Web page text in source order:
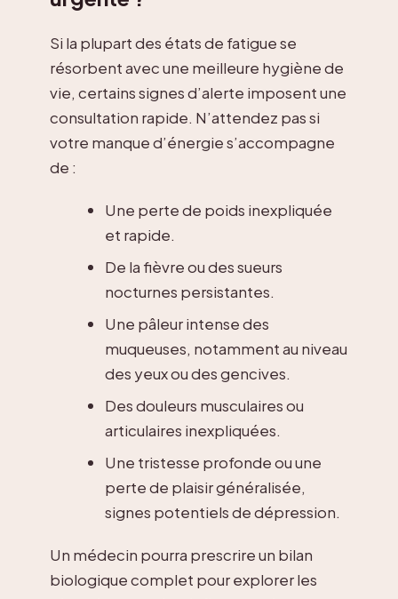
Si la plupart des états de fatigue se
résorbent avec une meilleure hygiène de
vie, certains signes d’alerte imposent une
consultation rapide. N’attendez pas si
votre manque d’énergie s’accompagne
de :
Une perte de poids inexpliquée
et rapide.
De la fièvre ou des sueurs
nocturnes persistantes.
Une pâleur intense des
muqueuses, notamment au niveau
des yeux ou des gencives.
Des douleurs musculaires ou
articulaires inexpliquées.
Une tristesse profonde ou une
perte de plaisir généralisée,
signes potentiels de dépression.
Un médecin pourra prescrire un bilan
biologique complet pour explorer les